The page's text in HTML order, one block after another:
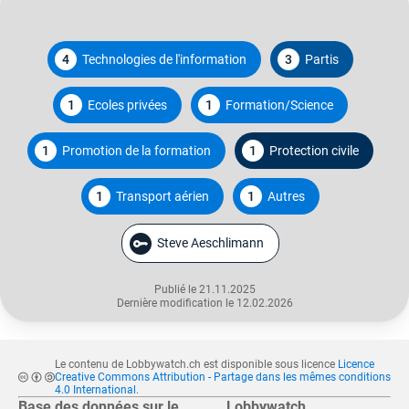
4 Technologies de l'information 3 Partis
1 Ecoles privées 1 Formation/Science
1 Promotion de la formation 1 Protection civile
1 Transport aérien 1 Autres
Steve Aeschlimann
Publié le 21.11.2025
Dernière modification le 12.02.2026
Le contenu de Lobbywatch.ch est disponible sous licence Licence
Creative Commons Attribution - Partage dans les mêmes conditions
4.0 International .